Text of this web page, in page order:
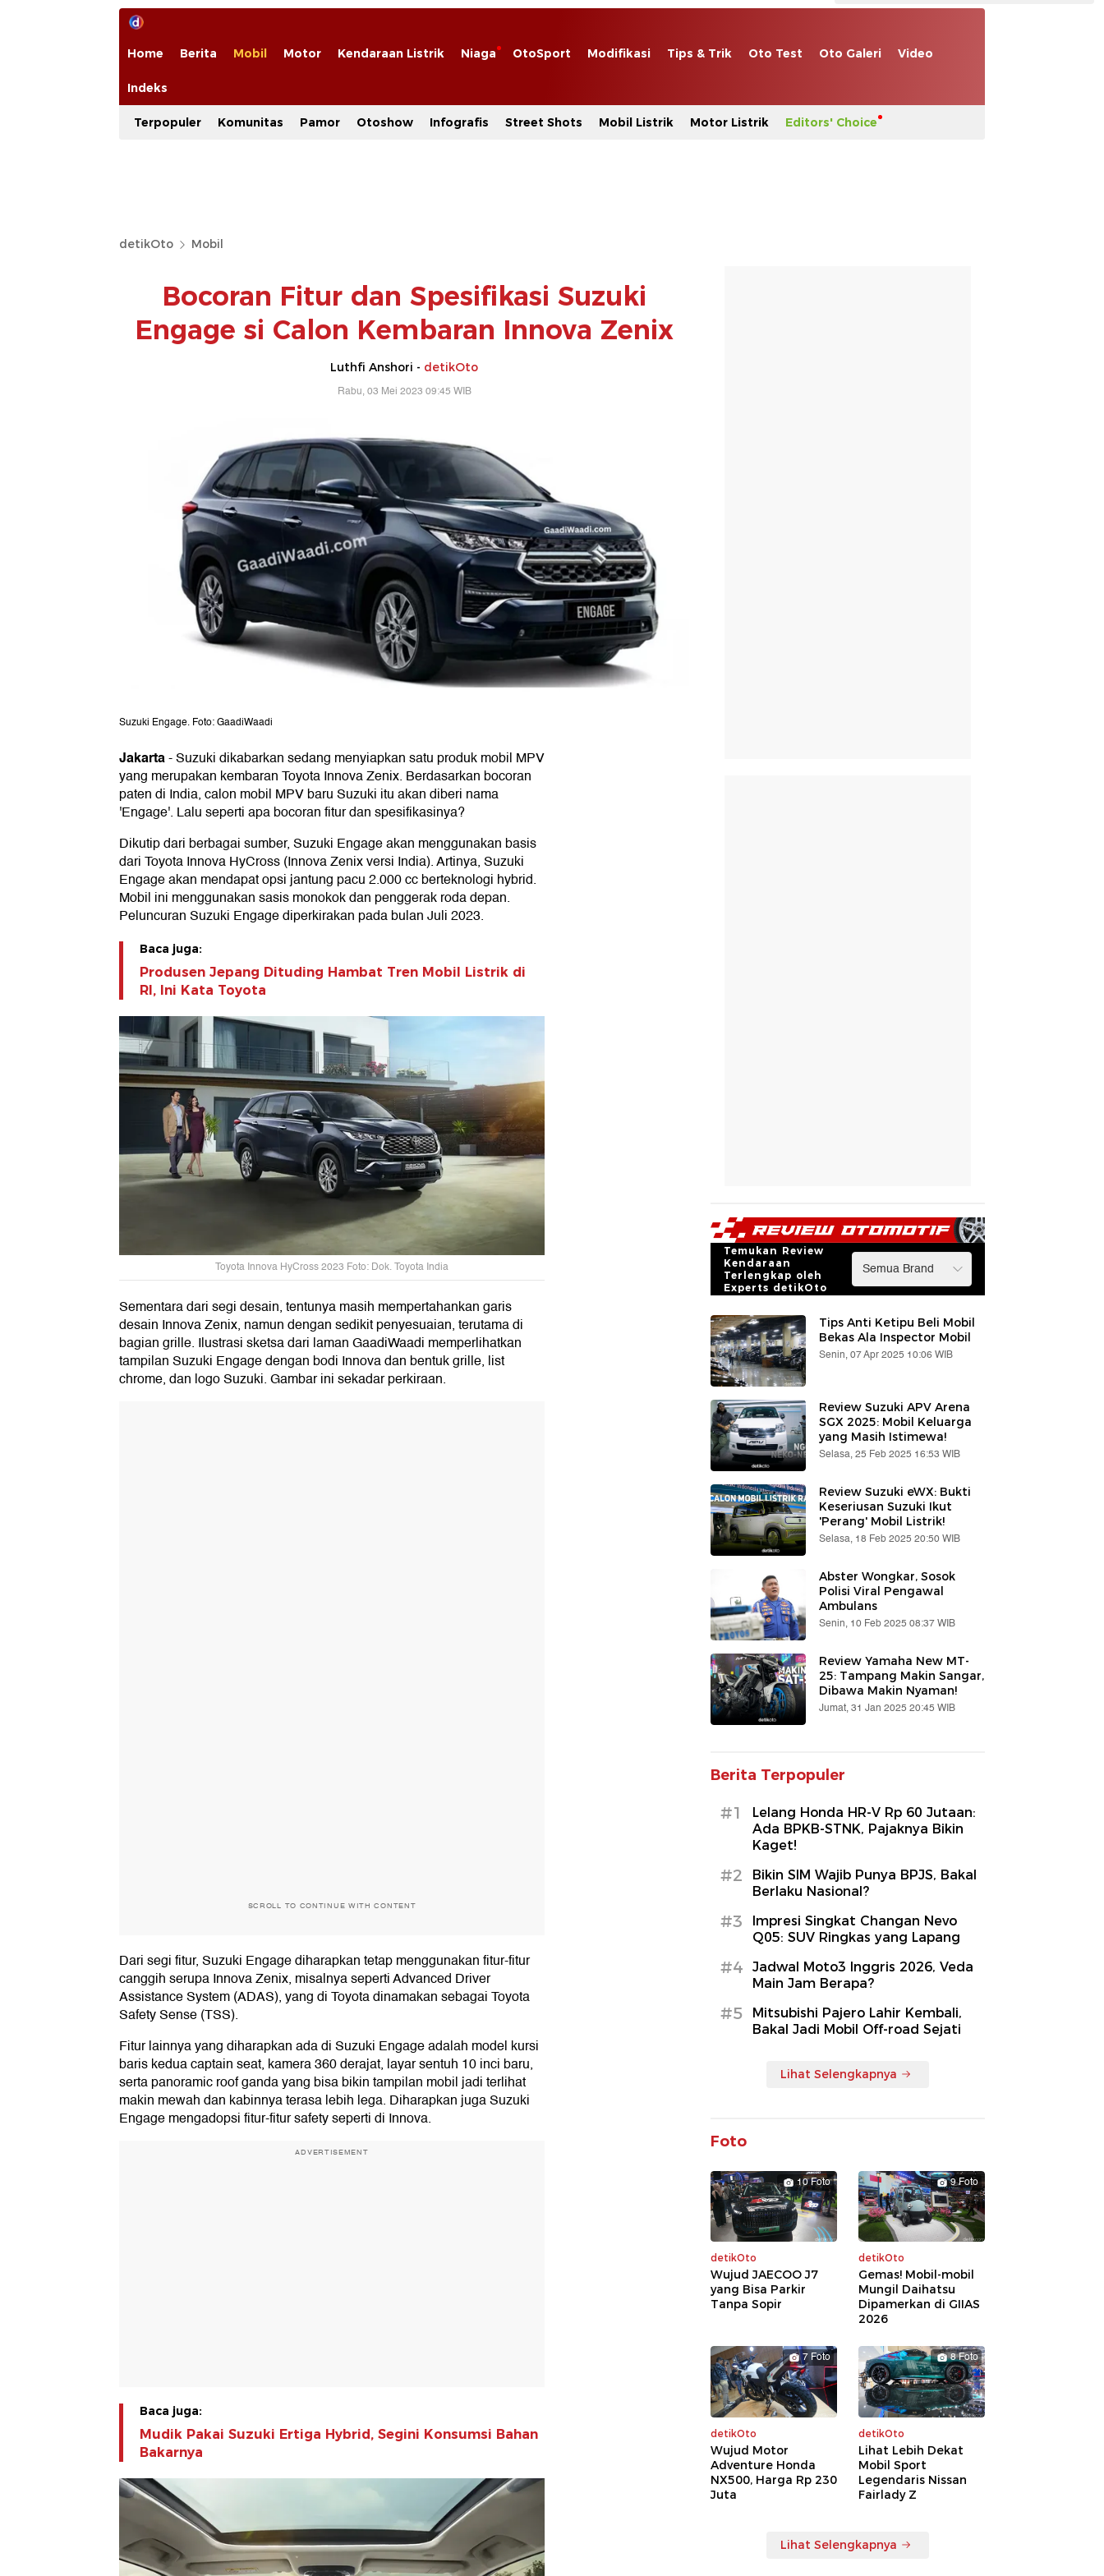
Home Berita Mobil Motor Kendaraan Listrik Niaga OtoSport Modifikasi Tips & Trik Oto Test Oto Galeri Video
Indeks
Terpopuler Komunitas Pamor Otoshow Infografis Street Shots Mobil Listrik Motor Listrik Editors' Choice
detikOto Mobil
Bocoran Fitur dan Spesifikasi Suzuki
Engage si Calon Kembaran Innova Zenix
Luthfi Anshori - detikOto
Rabu, 03 Mei 2023 09:45 WIB
Suzuki Engage. Foto: GaadiWaadi
Jakarta-Suzuki dikabarkan sedang menyiapkan satu produk mobil MPV
yang merupakan kembaran Toyota Innova Zenix. Berdasarkan bocoran
paten di India, calon mobil MPV baru Suzuki itu akan diberi nama
'Engage'. Lalu seperti apa bocoran fitur dan spesifikasinya?
Dikutip dari berbagai sumber, Suzuki Engage akan menggunakan basis
dari Toyota Innova HyCross (Innova Zenix versi India). Artinya, Suzuki
Engage akan mendapat opsi jantung pacu 2.000 cc berteknologi hybrid.
Mobil ini menggunakan sasis monokok dan penggerak roda depan.
Peluncuran Suzuki Engage diperkirakan pada bulan Juli 2023.
Baca juga:
Produsen Jepang Dituding Hambat Tren Mobil Listrik di
RI, Ini Kata Toyota
Toyota Innova HyCross 2023 Foto: Dok. Toyota India
Sementara dari segi desain, tentunya masih mempertahankan garis
desain Innova Zenix, namun dengan sedikit penyesuaian, terutama di
bagian grille. Ilustrasi sketsa dari laman GaadiWaadi memperlihatkan
tampilan Suzuki Engage dengan bodi Innova dan bentuk grille, list
chrome, dan logo Suzuki. Gambar ini sekadar perkiraan.
SCROLL TO CONTINUE WITH CONTENT
Dari segi fitur, Suzuki Engage diharapkan tetap menggunakan fitur-fitur
canggih serupa Innova Zenix, misalnya seperti Advanced Driver
Assistance System (ADAS), yang di Toyota dinamakan sebagai Toyota
Safety Sense (TSS).
Fitur lainnya yang diharapkan ada di Suzuki Engage adalah model kursi
baris kedua captain seat, kamera 360 derajat, layar sentuh 10 inci baru,
serta panoramic roof ganda yang bisa bikin tampilan mobil jadi terlihat
makin mewah dan kabinnya terasa lebih lega. Diharapkan juga Suzuki
Engage mengadopsi fitur-fitur safety seperti di Innova.
ADVERTISEMENT
Baca juga:
Mudik Pakai Suzuki Ertiga Hybrid, Segini Konsumsi Bahan
Bakarnya
Temukan Review
Kendaraan
Terlengkap oleh
Experts detikOto
Tips Anti Ketipu Beli Mobil
Bekas Ala Inspector Mobil
Senin, 07 Apr 2025 10:06 WIB
Review Suzuki APV Arena
SGX 2025: Mobil Keluarga
yang Masih Istimewa!
Selasa, 25 Feb 2025 16:53 WIB
Review Suzuki eWX: Bukti
Keseriusan Suzuki Ikut
'Perang' Mobil Listrik!
Selasa, 18 Feb 2025 20:50 WIB
Abster Wongkar, Sosok
Polisi Viral Pengawal
Ambulans
Senin, 10 Feb 2025 08:37 WIB
Review Yamaha New MT-
25: Tampang Makin Sangar,
Dibawa Makin Nyaman!
Jumat, 31 Jan 2025 20:45 WIB
Berita Terpopuler
#1
Lelang Honda HR-V Rp 60 Jutaan:
Ada BPKB-STNK, Pajaknya Bikin
Kaget!
#2
Bikin SIM Wajib Punya BPJS, Bakal
Berlaku Nasional?
#3
Impresi Singkat Changan Nevo
Q05: SUV Ringkas yang Lapang
#4
Jadwal Moto3 Inggris 2026, Veda
Main Jam Berapa?
#5
Mitsubishi Pajero Lahir Kembali,
Bakal Jadi Mobil Off-road Sejati
Lihat Selengkapnya
Foto
10 Foto
detikOto
Wujud JAECOO J7
yang Bisa Parkir
Tanpa Sopir
9 Foto
detikOto
Gemas! Mobil-mobil
Mungil Daihatsu
Dipamerkan di GIIAS
2026
7 Foto
detikOto
Wujud Motor
Adventure Honda
NX500, Harga Rp 230
Juta
8 Foto
detikOto
Lihat Lebih Dekat
Mobil Sport
Legendaris Nissan
Fairlady Z
Lihat Selengkapnya